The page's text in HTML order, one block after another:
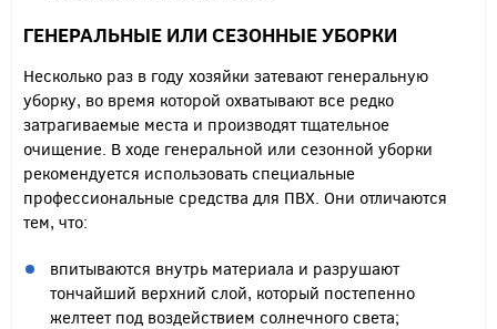
ГЕНЕРАЛЬНЫЕ ИЛИ СЕЗОННЫЕ УБОРКИ
Несколько раз в году хозяйки затевают генеральную
уборку, во время которой охватывают все редко
затрагиваемые места и производят тщательное
очищение. В ходе генеральной или сезонной уборки
рекомендуется использовать специальные
профессиональные средства для ПВХ. Они отличаются
тем, что:
впитываются внутрь материала и разрушают
тончайший верхний слой, который постепенно
желтеет под воздействием солнечного света;